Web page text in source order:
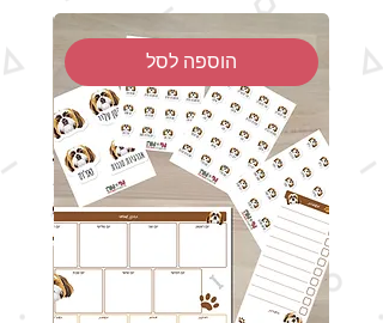
האספקה המעודכן בשיטות המשלוח
השונות כולל גם את זמן ההפקה.
- מיוצר בעבודת יד
יתכנו הבדלים בצבעים בין תמונת המוצר
למוצר האמיתי, כתוצאה מהבדלי מסכים
ותצוגות.
כל הזכויות על העיצוב שמורות.
הוספה לסל